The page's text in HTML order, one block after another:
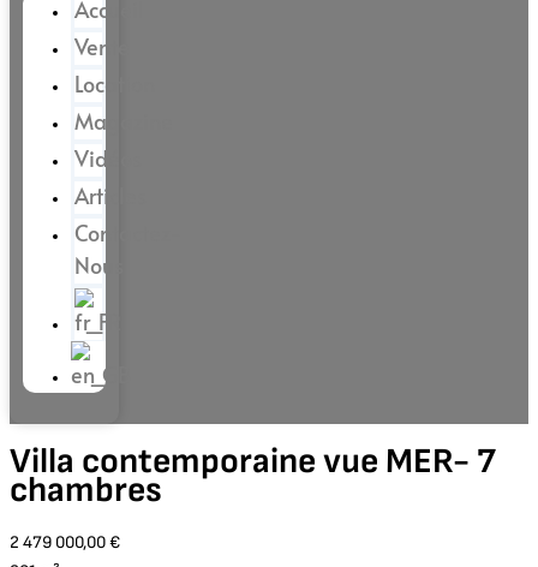
Accueil
Vente
Location
Magazine
Vidéos
Articles
Contactez-
Nous
Villa contemporaine vue MER- 7
chambres
2 479 000,00 €